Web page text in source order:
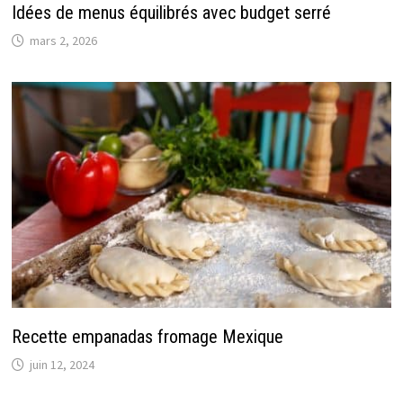
Idées de menus équilibrés avec budget serré
mars 2, 2026
Recette empanadas fromage Mexique
juin 12, 2024